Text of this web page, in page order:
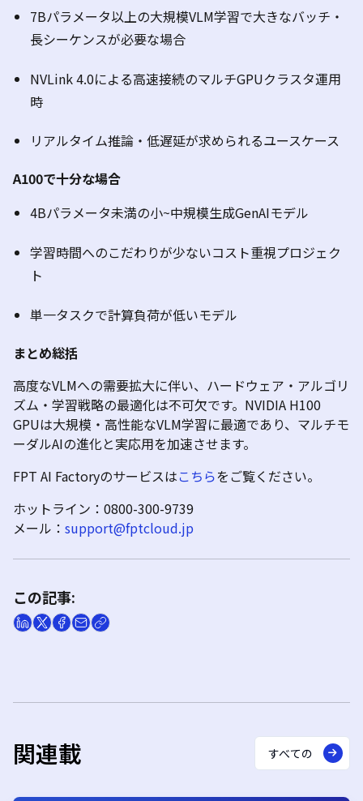
7Bパラメータ以上の大規模VLM学習で大きなバッチ・
長シーケンスが必要な場合
NVLink 4.0による高速接続のマルチGPUクラスタ運用
時
リアルタイム推論・低遅延が求められるユースケース
A100で十分な場合
4Bパラメータ未満の小~中規模生成GenAIモデル
学習時間へのこだわりが少ないコスト重視プロジェク
ト
単一タスクで計算負荷が低いモデル
まとめ総括
高度なVLMへの需要拡大に伴い、ハードウェア・アルゴリ
ズム・学習戦略の最適化は不可欠です。 NVIDIA H100
GPUは大規模・高性能なVLM学習に最適であり、マルチモ
ーダルAIの進化と実応用を加速させます。
FPT AI Factoryのサービスはこちらをご覧ください。
ホットライン： 0800-300-9739
メール： support@fptcloud.jp
この記事:
関連載 すべての